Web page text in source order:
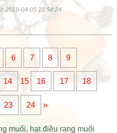
2019-04-05 15:54:24
6 7 8 9
14 15 16 17 18
23 24 »
muối, hạt điều rang muối